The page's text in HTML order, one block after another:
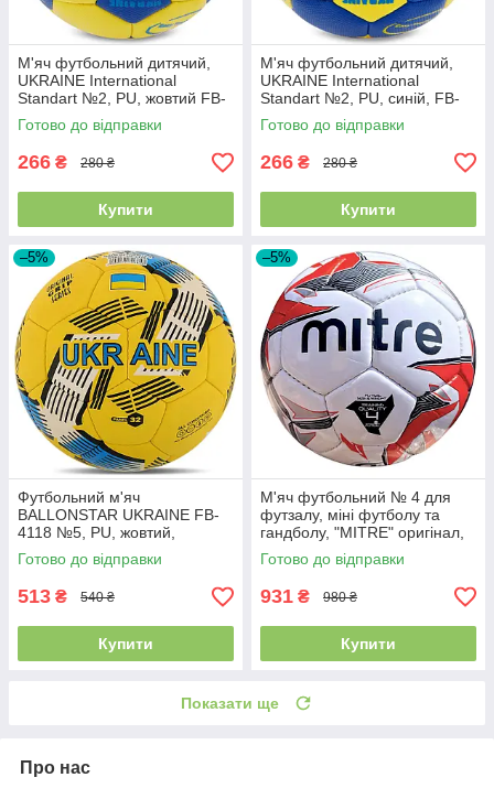
М'яч футбольний дитячий,
UKRAINE International
Standart №2, PU, жовтий FB-
9310
Готово до відправки
266 ₴ 280 ₴
Купити
М'яч футбольний дитячий,
UKRAINE International
Standart №2, PU, синій, FB-
9310
Готово до відправки
266 ₴ 280 ₴
Купити
–5%
Футбольний м'яч
BALLONSTAR UKRAINE FB-
4118 №5, PU, жовтий,
Пакистан
Готово до відправки
513 ₴ 540 ₴
Купити
–5%
М'яч футбольний № 4 для
футзалу, міні футболу та
гандболу, "MITRE" оригінал,
Індія червоний
Готово до відправки
931 ₴ 980 ₴
Купити
Показати ще
Про нас